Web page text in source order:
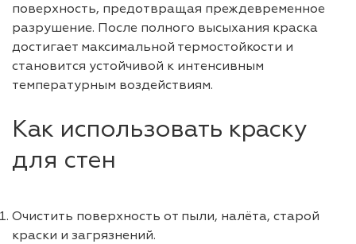
поверхность, предотвращая преждевременное
разрушение. После полного высыхания краска
достигает максимальной термостойкости и
становится устойчивой к интенсивным
температурным воздействиям.
Как использовать краску
для стен
Очистить поверхность от пыли, налёта, старой
краски и загрязнений.